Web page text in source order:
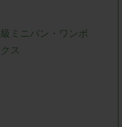
ミニバン・ワンボ
ス